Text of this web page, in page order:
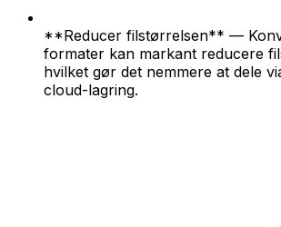
**Reducer filstørrelsen** —
formater kan markant reducere
hvilket gør det nemmere at dele
cloud-lagring.